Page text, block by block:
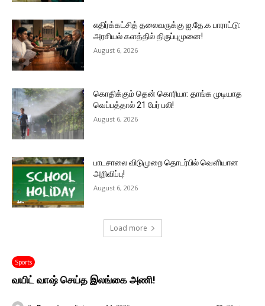
எதிர்க்கட்சித் தலைவருக்கு ஐ.தே.க பாராட்டு:
அரசியல் களத்தில் திருப்புமுனை!
August 6, 2026
கொதிக்கும் தென் கொரியா: தாங்க முடியாத
வெப்பத்தால் 21 பேர் பலி!
August 6, 2026
பாடசாலை விடுமுறை தொடர்பில் வௌியான
அறிவிப்பு!
August 6, 2026
Load more
Sports
வயிட் வாஷ் செய்த இலங்கை அணி!